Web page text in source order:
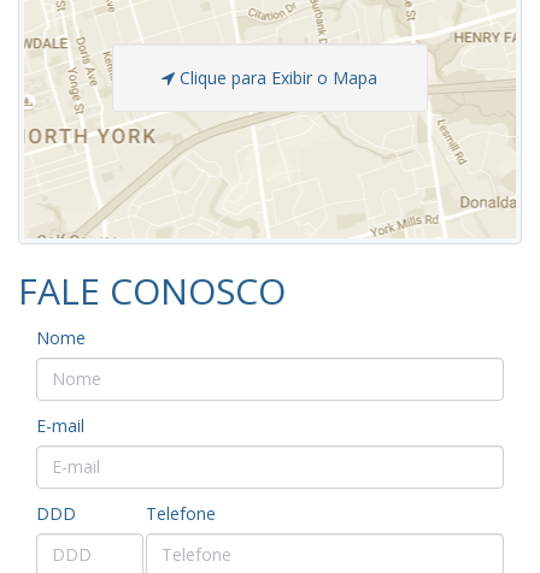
Clique para Exibir o Mapa
FALE CONOSCO
Nome
E-mail
DDD Telefone